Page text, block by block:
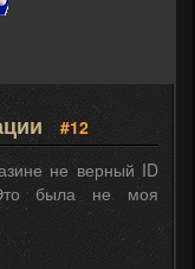
#12
не верный ID
Это была не моя